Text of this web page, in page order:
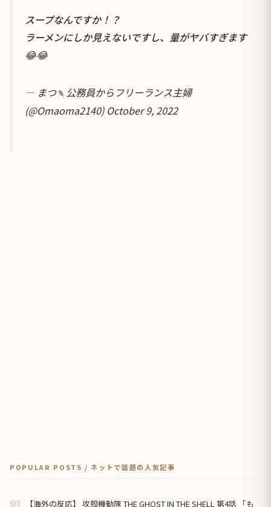
スープなんですか！？
ラーメンにしか見えないですし、量がヤバすぎます
😂😂
— まつ🍡公務員からフリーランス主婦
(@Omaoma2140) October 9, 2022
POPULAR POSTS / ネットで話題の人気記事
01 【海外の反応】 攻殻機動隊 THE GHOST IN THE SHELL 第4話 「も